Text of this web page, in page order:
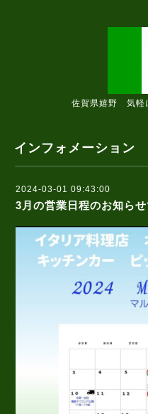
佐賀県嬉野 気軽
インフォメーション
2024-03-01 09:43:00
3月の営業日程のお知ら